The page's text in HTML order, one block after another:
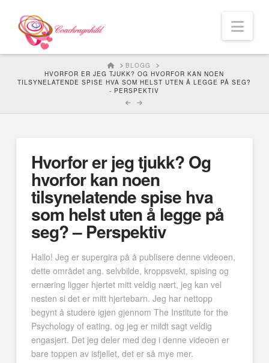
HOMEBLOGG
HVORFOR ER JEG TJUKK? OG HVORFOR KAN NOEN
TILSYNELATENDE SPISE HVA SOM HELST UTEN Å LEGGE PÅ SEG?
- PERSPEKTIV
Hvorfor er jeg tjukk? Og
hvorfor kan noen
tilsynelatende spise hva
som helst uten å legge på
seg? – Perspektiv
Hallo! Jeg er supergira på å publisere denne videoen,
dette området ang. selvbilde, kroppsvekt, spising og
ernæring ligger hjertet mitt veldig nært, jeg kan vel
nesten si det er mitt hjertebarn. Jeg har nettopp
begynt å studere igjen gjennom The Institute for the
Psychology of eating, og jeg er mildt sagt veldig
engasjert. Det jeg deler med deg i denne videoen er
bare toppen av isfjellet, det er så mye mer.